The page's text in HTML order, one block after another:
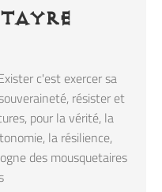
c'est exercer sa
résister et
pour la vérité, la
la résilience,
des mousquetaires